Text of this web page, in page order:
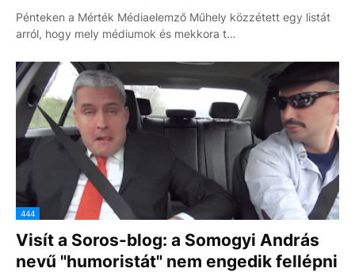
Pénteken a Mérték Médiaelemző Műhely közzétett egy listát
arról, hogy mely médiumok és mekkora t…
444
Visít a Soros-blog: a Somogyi András
nevű "humoristát" nem engedik fellépni